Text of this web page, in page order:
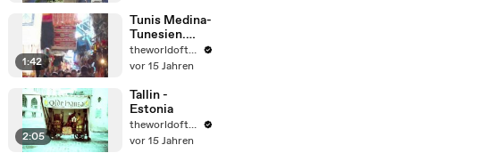
1:42
Tunis Medina-
Tunesien.
Weltkulturerb
e der
theworldoftravel2
vor 15 Jahren
2:05
Tallin -
Estonia
theworldoftravel2
vor 15 Jahren